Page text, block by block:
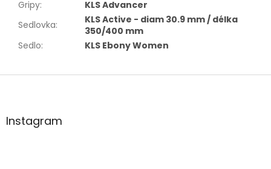
Gripy:
KLS Advancer
Sedlovka:
KLS Active - diam 30.9 mm / délka
350/400 mm
Sedlo: KLS Ebony Women
Z
aInstagram